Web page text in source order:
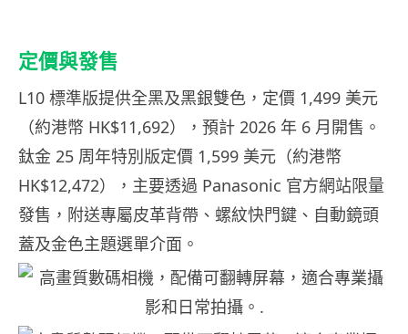
定價與發售
L10 標準版提供全黑及黑銀雙色，定價 1,499 美元
（約港幣 HK$11,692），預計 2026 年 6 月開售。
鈦金 25 周年特別版定價 1,599 美元（約港幣
HK$12,472），主要透過 Panasonic 官方網站限量
發售，附送專屬皮革背帶、螺紋快門鍵、自動鏡頭
蓋及金色主題選單介面。